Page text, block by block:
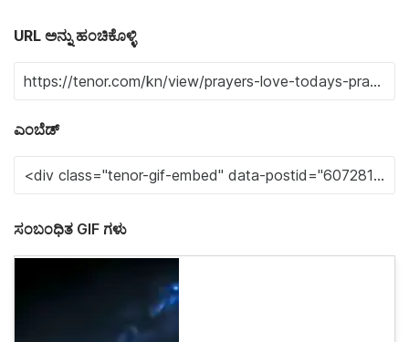
URL ಅನ್ನು ಹಂಚಿಕೊಳ್ಳಿ
ಎಂಬೆಡ್
ಸಂಬಂಧಿತ GIF ಗಳು